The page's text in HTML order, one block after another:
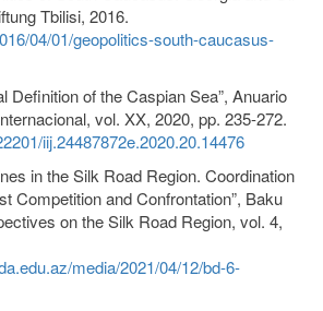
Tbilisi, 2016.
04/01/geopolitics-south-caucasus-
Definition of the Caspian Sea”, Anuario
vol. XX, 2020, pp. 235-272.
iij.24487872e.2020.20.14476
in the Silk Road Region. Coordination
Competition and Confrontation”, Baku
on the Silk Road Region, vol. 4,
media/2021/04/12/bd-6-